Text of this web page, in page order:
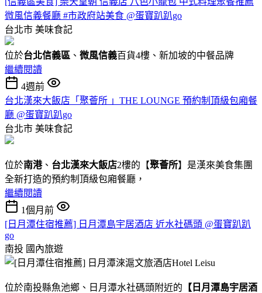
微風信義餐廳 #市政府站美食 @蛋寶趴趴go
台北市 美味食記
位於台北信義區 、 微風信義百貨4樓、新加坡的中餐品牌
繼續閱讀
4週前
台北漢來大飯店「聚薈所 」THE LOUNGE 預約制頂級包廂餐
廳 @蛋寶趴趴go
台北市 美味食記
位於南港、 台北漢來大飯店2樓的【聚薈所】是漢來美食集團
全新打造的預約制頂級包廂餐廳，
繼續閱讀
1個月前
[日月潭住宿推薦] 日月潭島宇居酒店 近水社碼頭 @蛋寶趴趴
go
南投 國內旅遊
位於南投縣魚池鄉、日月潭水社碼頭附近的 【日月潭島宇居酒